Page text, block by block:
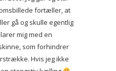
fortæller, at
gå og skulle egentlig
mig med en
som forhindrer
Hvis jeg ikke